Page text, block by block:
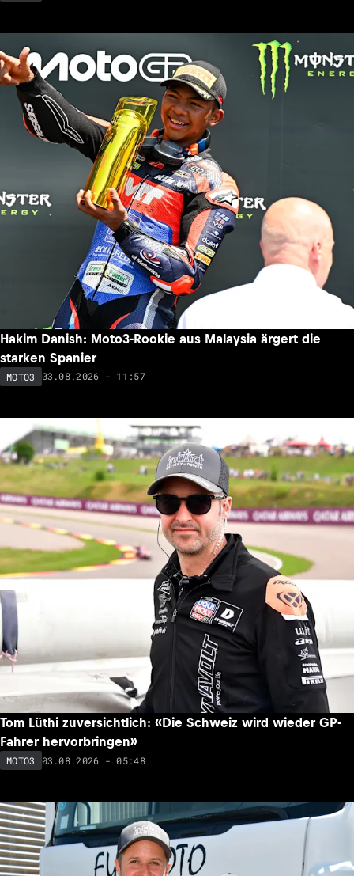
Hakim Danish: Moto3-Rookie aus Malaysia ärgert die
starken Spanier
MOTO3 03.08.2026 - 11:57
Tom Lüthi zuversichtlich: «Die Schweiz wird wieder GP-
Fahrer hervorbringen»
MOTO3 03.08.2026 - 05:48